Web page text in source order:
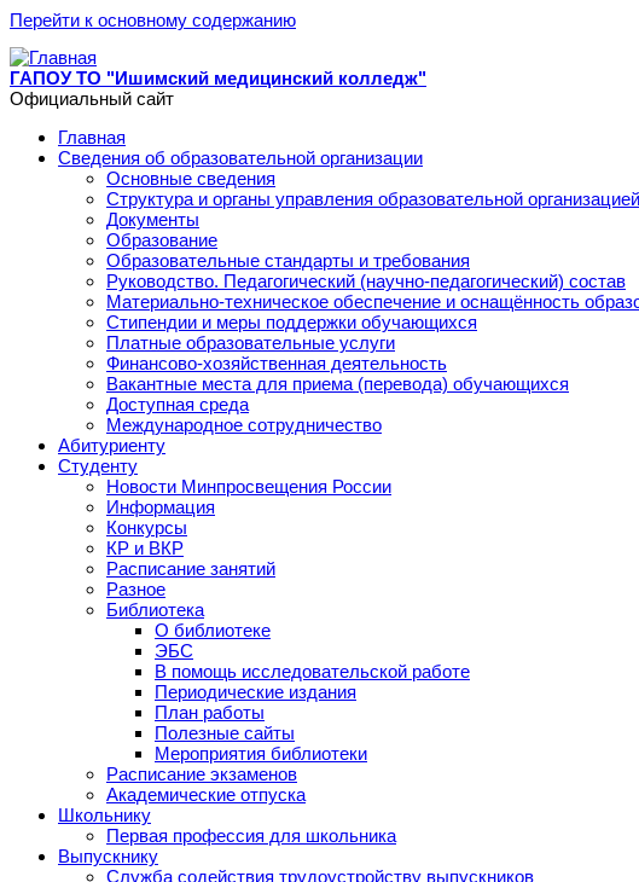
Перейти к основному содержанию
ГАПОУ ТО "Ишимский медицинский колледж"
Официальный сайт
Главная
Сведения об образовательной организации
Основные сведения
Структура и органы управления образовательной организацией
Документы
Образование
Образовательные стандарты и требования
Руководство. Педагогический (научно-педагогический) состав
Материально-техническое обеспечение и оснащённость
Стипендии и меры поддержки обучающихся
Платные образовательные услуги
Финансово-хозяйственная деятельность
Вакантные места для приема (перевода) обучающихся
Доступная среда
Международное сотрудничество
Абитуриенту
Студенту
Новости Минпросвещения России
Информация
Конкурсы
КР и ВКР
Расписание занятий
Разное
Библиотека
О библиотеке
ЭБС
В помощь исследовательской работе
Периодические издания
План работы
Полезные сайты
Мероприятия библиотеки
Расписание экзаменов
Академические отпуска
Школьнику
Первая профессия для школьника
Выпускнику
Служба содействия трудоустройству выпускников